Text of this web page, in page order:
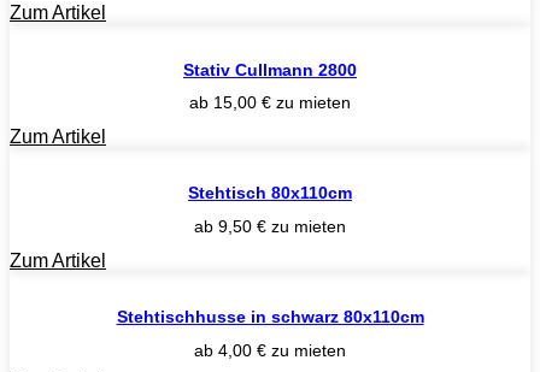
Zum Artikel
Stativ Cullmann 2800
ab 15,00 € zu mieten
Zum Artikel
Stehtisch 80x110cm
ab 9,50 € zu mieten
Zum Artikel
Stehtischhusse in schwarz 80x110cm
ab 4,00 € zu mieten